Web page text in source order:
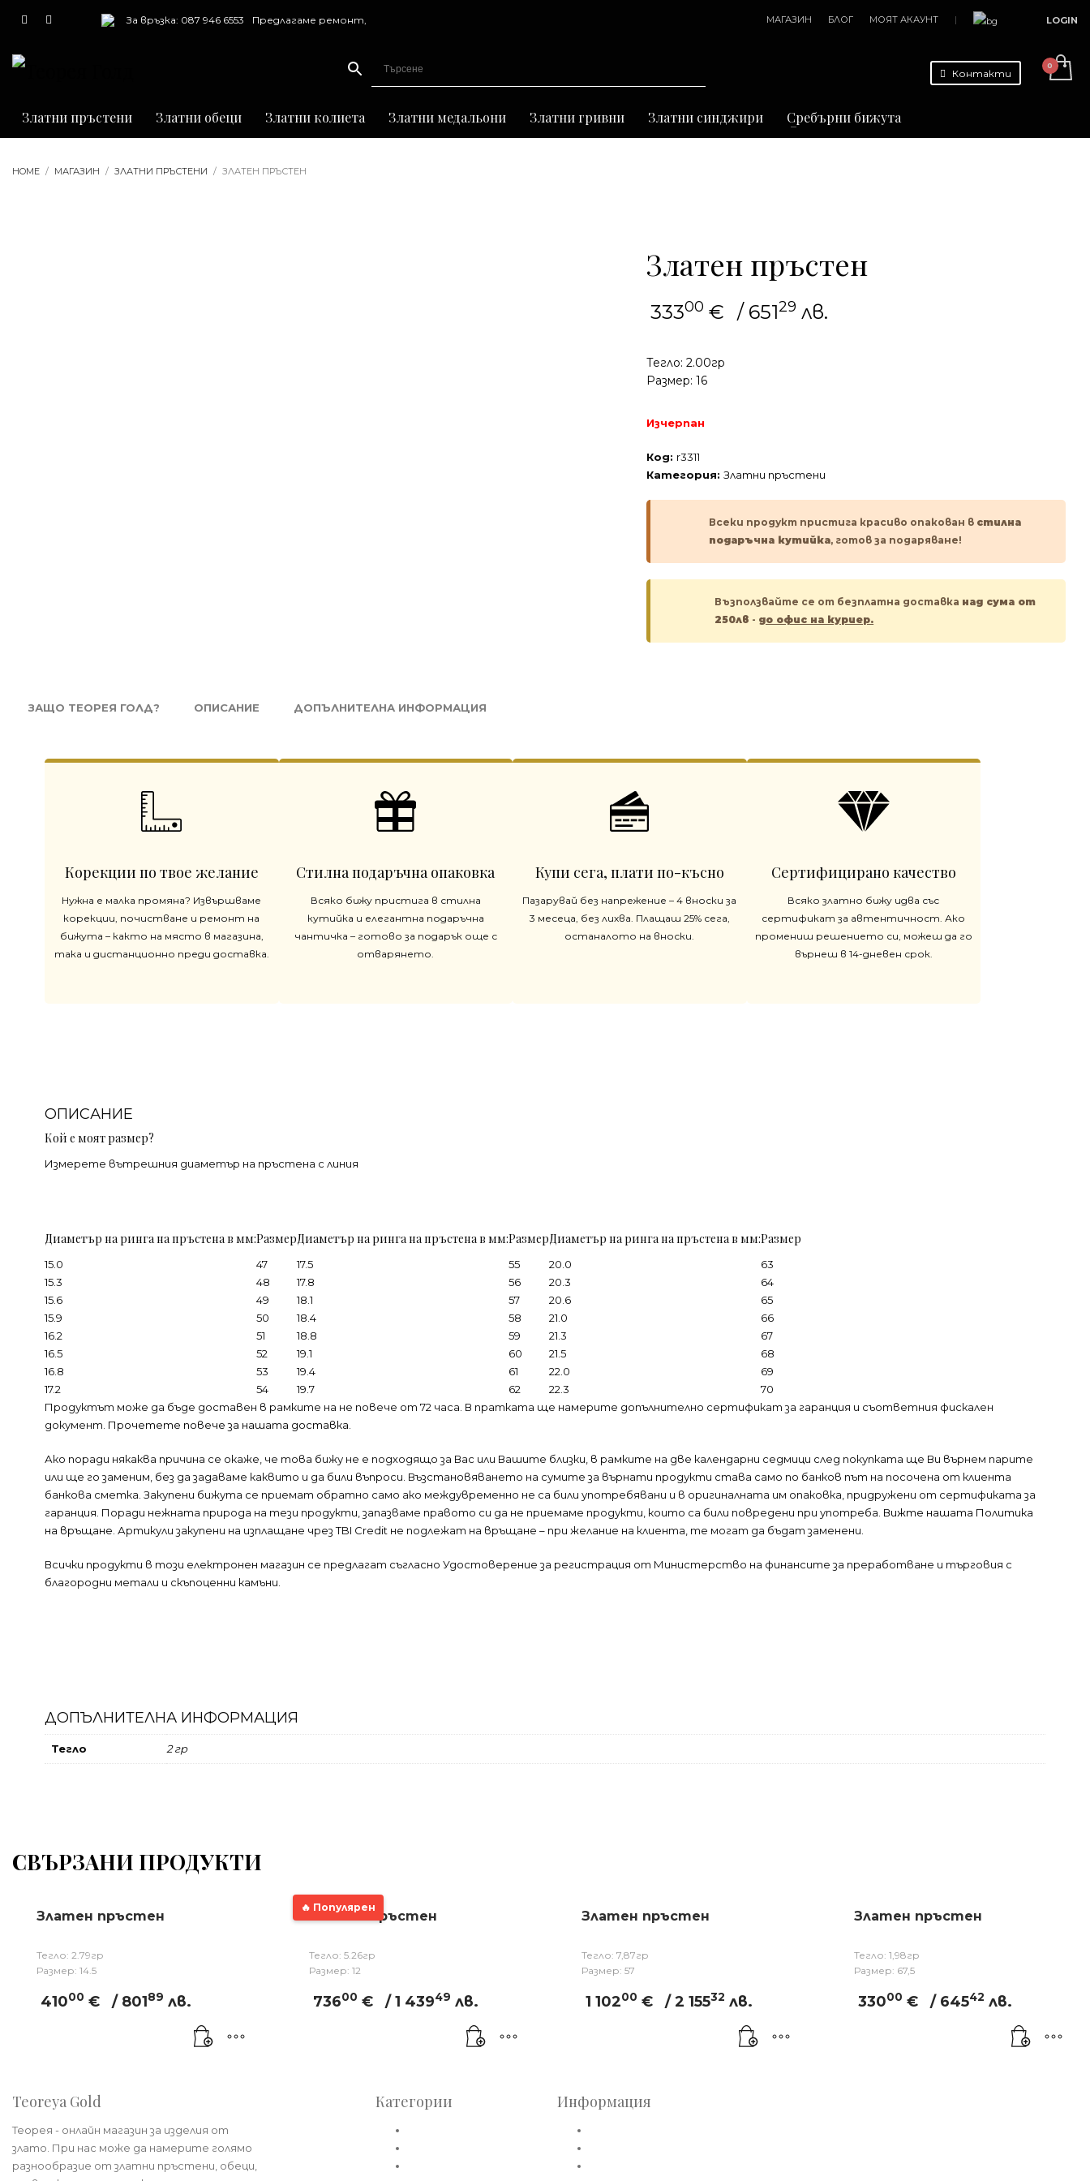
За връзка: 087 946 6553
Предлагаме ремонт,
МАГАЗИН БЛОГ МОЯТ АКАУНТ | LOGIN
Контакти
Златни пръстени Златни обеци Златни колиета Златни медальони Златни гривни Златни синджири Сребърни бижута
HOME МАГАЗИН ЗЛАТНИ ПРЪСТЕНИ ЗЛАТЕН ПРЪСТЕН
Златен пръстен
33300 € / 65129 лв.
Тегло: 2.00гр
Размер: 16
Изчерпан
Код: r3311
Категория: Златни пръстени
Всеки продукт пристига красиво опакован в стилна
подаръчна кутийка, готов за подаряване!
Възползвайте се от безплатна доставка над сума от
250лв - до офис на куриер.
ЗАЩО ТЕОРЕЯ ГОЛД? ОПИСАНИЕ ДОПЪЛНИТЕЛНА ИНФОРМАЦИЯ
Корекции по твое желание
Нужна е малка промяна? Извършваме
корекции, почистване и ремонт на
бижута – както на място в магазина,
така и дистанционно преди доставка.
Стилна подаръчна опаковка
Всяко бижу пристига в стилна
кутийка и елегантна подаръчна
чантичка – готово за подарък още с
отварянето.
Купи сега, плати по-късно
Пазарувай без напрежение – 4 вноски за
3 месеца, без лихва. Плащаш 25% сега,
останалото на вноски.
Сертифицирано качество
Всяко златно бижу идва със
сертификат за автентичност. Ако
промениш решението си, можеш да го
върнеш в 14-дневен срок.
ОПИСАНИЕ
Кой е моят размер?
Измерете вътрешния диаметър на пръстена с линия
Диаметър на ринга на пръстена в мм:РазмерДиаметър на ринга на пръстена в мм:РазмерДиаметър на ринга на пръстена в мм:Размер
15.0 47 17.5 55 20.0
63
15.3
48 17.8 56 20.3
64
15.6
49 18.1 57 20.6
65
15.9
50 18.4 58 21.0
66
16.2
51 18.8 59 21.3
67
16.5
52 19.1 60 21.5
68
16.8
53 19.4 61 22.0
69
17.2
54 19.7 62 22.3
70
Продуктът може да бъде доставен в рамките на не повече от 72 часа. В пратката ще намерите допълнително сертификат за гаранция и съответния фискален
документ. Прочетете повече за нашата доставка.
Ако поради някаква причина се окаже, че това бижу не е подходящо за Вас или Вашите близки, в рамките на две календарни седмици след покупката ще Ви върнем парите
или ще го заменим, без да задаваме каквито и да били въпроси. Възстановяването на сумите за върнати продукти става само по банков път на посочена от клиента
банкова сметка. Закупени бижута се приемат обратно само ако междувременно не са били употребявани и в оригиналната им опаковка, придружени от сертификата за
гаранция. Поради нежната природа на тези продукти, запазваме правото си да не приемаме продукти, които са били повредени при употреба. Вижте нашата Политика
на връщане . Артикули закупени на изплащане чрез TBI Credit не подлежат на връщане – при желание на клиента, те могат да бъдат заменени.
Всички продукти в този електронен магазин се предлагат съгласно Удостоверение за регистрация от Министерство на финансите за преработване и търговия с
благородни метали и скъпоценни камъни.
ДОПЪЛНИТЕЛНА ИНФОРМАЦИЯ
Тегло 2 гр
СВЪРЗАНИ ПРОДУКТИ
Златен пръстен
Тегло: 2.79гр
Размер: 14.5
41000 € / 80189 лв.
🔥 Популярен
Златен пръстен
Тегло: 5.26гр
Размер: 12
73600 € / 1 43949 лв.
Златен пръстен
Тегло: 7,87гр
Размер: 57
1 10200 € / 2 15532 лв.
Златен пръстен
Тегло: 1,98гр
Размер: 67,5
33000 € / 64542 лв.
Teoreya Gold
Теорея - онлайн магазин за изделия от
злато. При нас може да намерите голямо
разнообразие от златни пръстени, обеци,
Категории Информация